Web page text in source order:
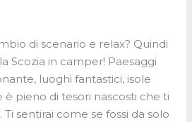
di scenario e relax? Quindi
Scozia in camper! Paesaggi
luoghi fantastici, isole
è pieno di tesori nascosti che ti
sentirai come se fossi da solo